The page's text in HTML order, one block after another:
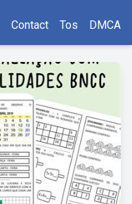
Contact Tos DMCA